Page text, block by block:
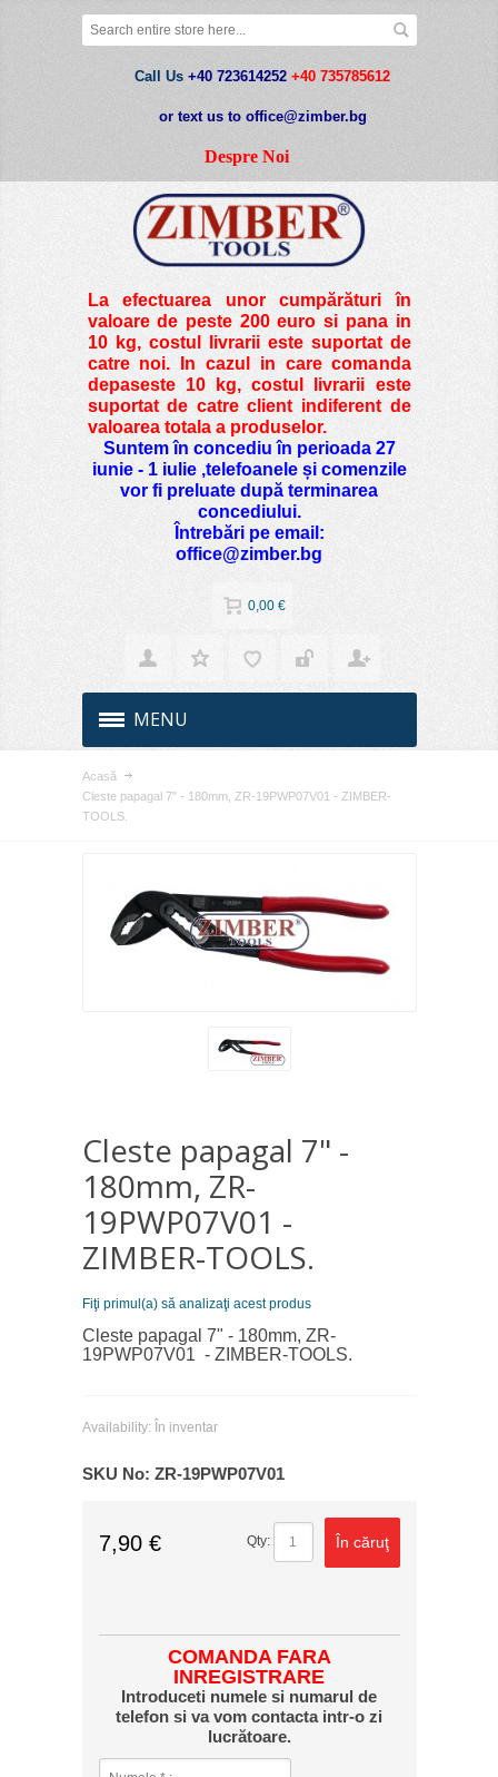
Call Us +40 723614252 +40 735785612
or text us to office@zimber.bg
Despre Noi
La efectuarea unor cumpărături în
valoare de peste200 euro si pana in
10 kg, costul livrarii este suportat de
catre noi. In cazul in care comanda
depaseste 10 kg, costul livrarii este
suportat de catre client indiferent de
valoarea totala a produselor.
Suntem în concediu în perioada 27
iunie - 1 iulie ,telefoanele și comenzile
vor fi preluate după terminarea
concediului.
Întrebări pe email:
office@zimber.bg
0,00 €
MENU
Acasă
Cleste papagal 7" - 180mm, ZR-19PWP07V01 - ZIMBER-
TOOLS.
Cleste papagal 7" -
180mm, ZR-
19PWP07V01 -
ZIMBER-TOOLS.
Fiţi primul(a) să analizaţi acest produs
Cleste papagal 7" - 180mm, ZR-
19PWP07V01 - ZIMBER-TOOLS.
Availability: În inventar
SKU No: ZR-19PWP07V01
7,90 € Qty: În căruţ
COMANDA FARA
INREGISTRARE
Introduceti numele si numarul de
telefon si va vom contacta intr-o zi
lucrătoare.